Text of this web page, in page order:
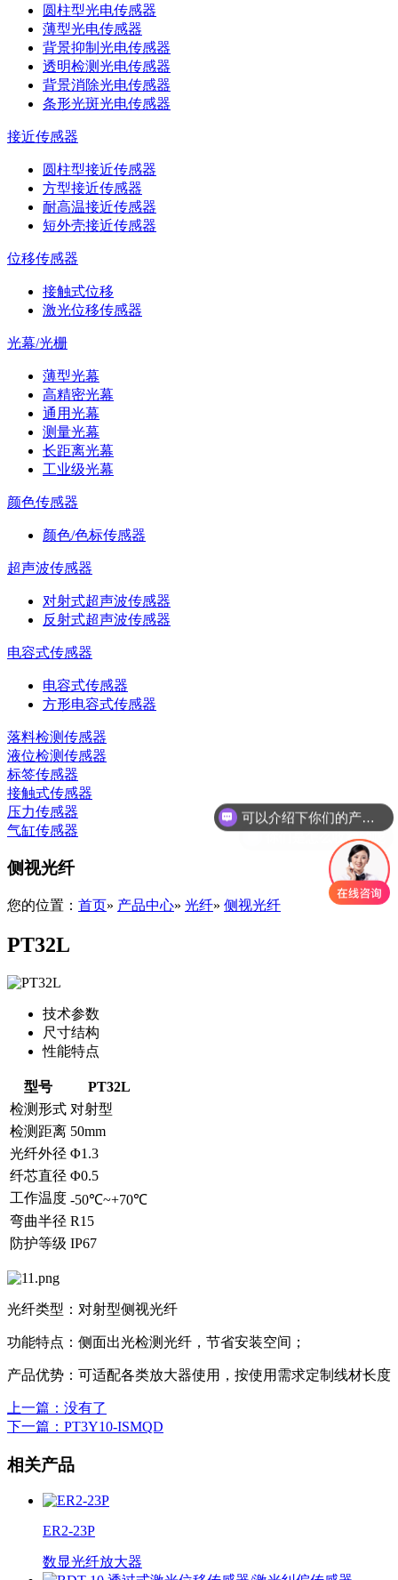
圆柱型光电传感器
薄型光电传感器
背景抑制光电传感器
透明检测光电传感器
背景消除光电传感器
条形光斑光电传感器
接近传感器
圆柱型接近传感器
方型接近传感器
耐高温接近传感器
短外壳接近传感器
位移传感器
接触式位移
激光位移传感器
光幕/光栅
薄型光幕
高精密光幕
通用光幕
测量光幕
长距离光幕
工业级光幕
颜色传感器
颜色/色标传感器
超声波传感器
对射式超声波传感器
反射式超声波传感器
电容式传感器
电容式传感器
方形电容式传感器
落料检测传感器
液位检测传感器
标签传感器
接触式传感器
压力传感器
气缸传感器
侧视光纤
您的位置： 首页» 产品中心» 光纤» 侧视光纤
PT32L
技术参数
尺寸结构
性能特点
型号
PT32L
检测形式 对射型
检测距离 50mm
光纤外径 Φ1.3
纤芯直径 Φ0.5
工作温度 -50℃~+70℃
弯曲半径 R15
防护等级 IP67
光纤类型：对射型侧视光纤
功能特点：侧面出光检测光纤，节省安装空间；
产品优势：可适配各类放大器使用，按使用需求定制线材长度
上一篇 ：没有了
下一篇 ：PT3Y10-ISMQD
相关产品
ER2-23P
数显光纤放大器
你们是怎么收费的呢